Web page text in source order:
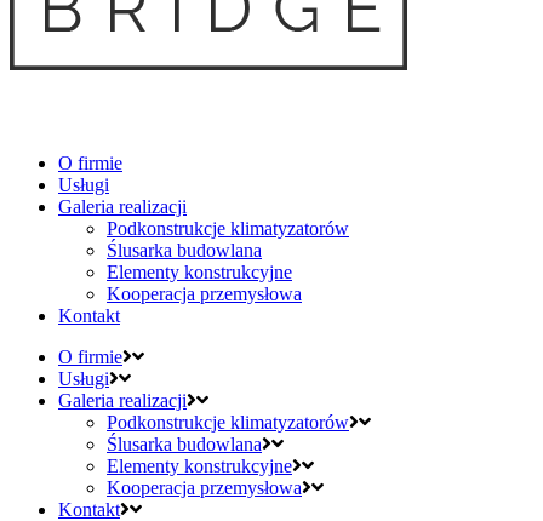
O firmie
Usługi
Galeria realizacji
Podkonstrukcje klimatyzatorów
Ślusarka budowlana
Elementy konstrukcyjne
Kooperacja przemysłowa
Kontakt
O firmie
Usługi
Galeria realizacji
Podkonstrukcje klimatyzatorów
Ślusarka budowlana
Elementy konstrukcyjne
Kooperacja przemysłowa
Kontakt